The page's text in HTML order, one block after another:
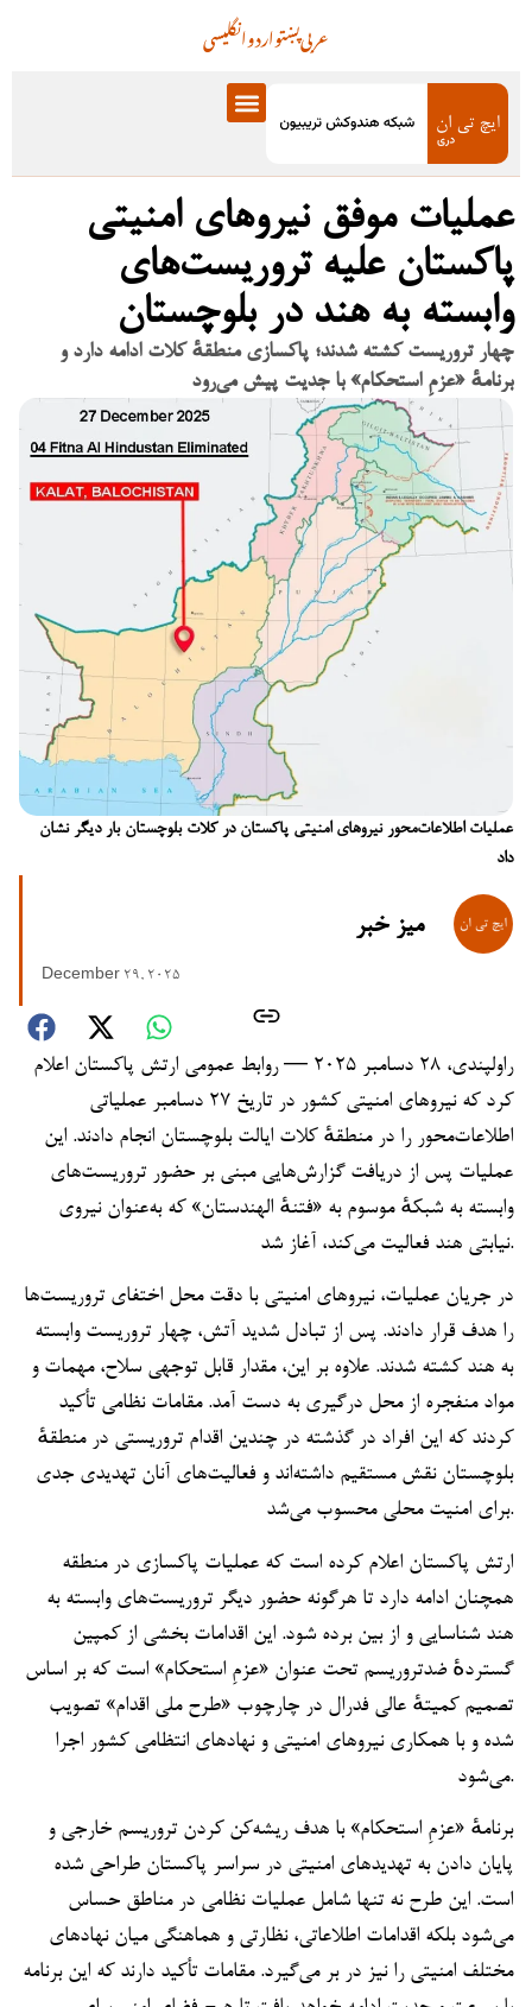
انگلیسیاردوپښتوعربی
عملیات موفق نیروهای امنیتی
پاکستان علیه تروریست‌های
وابسته به هند در بلوچستان
چهار تروریست کشته شدند؛ پاکسازی منطقهٔ کلات ادامه دارد و
برنامهٔ «عزمِ استحکام» با جدیت پیش می‌رود
عملیات اطلاعات‌محور نیروهای امنیتی پاکستان در کلات بلوچستان بار دیگر نشان
داد
میز خبر
December 29, 2025
راولپندی، ۲۸ دسامبر ۲۰۲۵ — روابط عمومی ارتش پاکستان اعلام
کرد که نیروهای امنیتی کشور در تاریخ ۲۷ دسامبر عملیاتی
اطلاعات‌محور را در منطقهٔ کلات ایالت بلوچستان انجام دادند. این
عملیات پس از دریافت گزارش‌هایی مبنی بر حضور تروریست‌های
وابسته به شبکهٔ موسوم به «فتنهٔ الهندستان» که به‌عنوان نیروی
نیابتی هند فعالیت می‌کند، آغاز شد.
در جریان عملیات، نیروهای امنیتی با دقت محل اختفای تروریست‌ها
را هدف قرار دادند. پس از تبادل شدید آتش، چهار تروریست وابسته
به هند کشته شدند. علاوه بر این، مقدار قابل توجهی سلاح، مهمات و
مواد منفجره از محل درگیری به دست آمد. مقامات نظامی تأکید
کردند که این افراد در گذشته در چندین اقدام تروریستی در منطقهٔ
بلوچستان نقش مستقیم داشته‌اند و فعالیت‌های آنان تهدیدی جدی
برای امنیت محلی محسوب می‌شد.
ارتش پاکستان اعلام کرده است که عملیات پاکسازی در منطقه
همچنان ادامه دارد تا هرگونه حضور دیگر تروریست‌های وابسته به
هند شناسایی و از بین برده شود. این اقدامات بخشی از کمپین
گستردهٔ ضدتروریسم تحت عنوان «عزمِ استحکام» است که بر اساس
تصمیم کمیتهٔ عالی فدرال در چارچوب «طرح ملی اقدام» تصویب
شده و با همکاری نیروهای امنیتی و نهادهای انتظامی کشور اجرا
می‌شود.
برنامهٔ «عزمِ استحکام» با هدف ریشه‌کن کردن تروریسم خارجی و
پایان دادن به تهدیدهای امنیتی در سراسر پاکستان طراحی شده
است. این طرح نه تنها شامل عملیات نظامی در مناطق حساس
می‌شود بلکه اقدامات اطلاعاتی، نظارتی و هماهنگی میان نهادهای
مختلف امنیتی را نیز در بر می‌گیرد. مقامات تأکید دارند که این برنامه